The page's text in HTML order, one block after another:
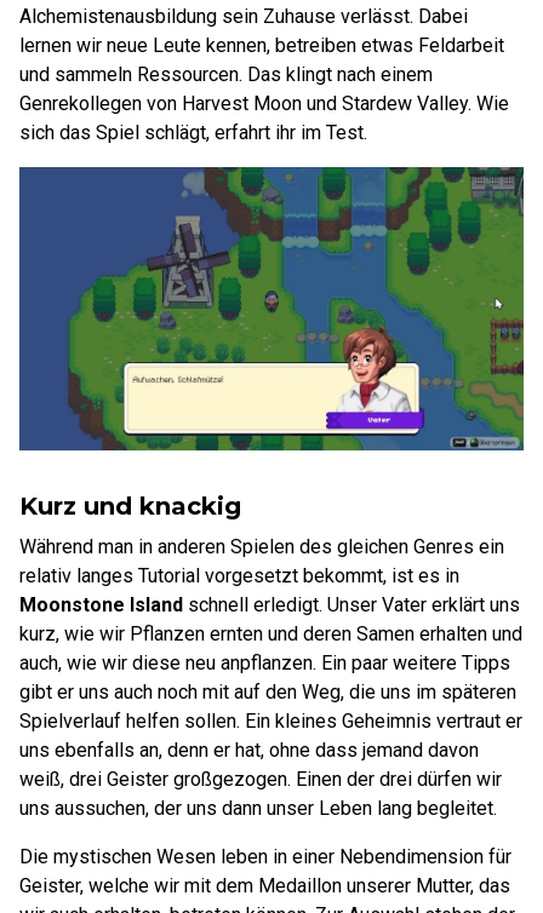
Alchemistenausbildung sein Zuhause verlässt. Dabei
lernen wir neue Leute kennen, betreiben etwas Feldarbeit
und sammeln Ressourcen. Das klingt nach einem
Genrekollegen von Harvest Moon und Stardew Valley. Wie
sich das Spiel schlägt, erfahrt ihr im Test.
Kurz und knackig
Während man in anderen Spielen des gleichen Genres ein
relativ langes Tutorial vorgesetzt bekommt, ist es in
Moonstone Island schnell erledigt. Unser Vater erklärt uns
kurz, wie wir Pflanzen ernten und deren Samen erhalten und
auch, wie wir diese neu anpflanzen. Ein paar weitere Tipps
gibt er uns auch noch mit auf den Weg, die uns im späteren
Spielverlauf helfen sollen. Ein kleines Geheimnis vertraut er
uns ebenfalls an, denn er hat, ohne dass jemand davon
weiß, drei Geister großgezogen. Einen der drei dürfen wir
uns aussuchen, der uns dann unser Leben lang begleitet.
Die mystischen Wesen leben in einer Nebendimension für
Geister, welche wir mit dem Medaillon unserer Mutter, das